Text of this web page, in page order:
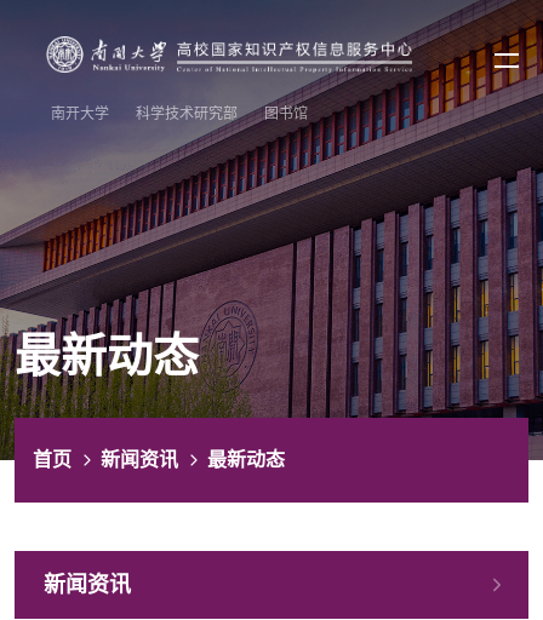
南开大学 科学技术研究部 图书馆
最新动态
首页 新闻资讯 最新动态
新闻资讯